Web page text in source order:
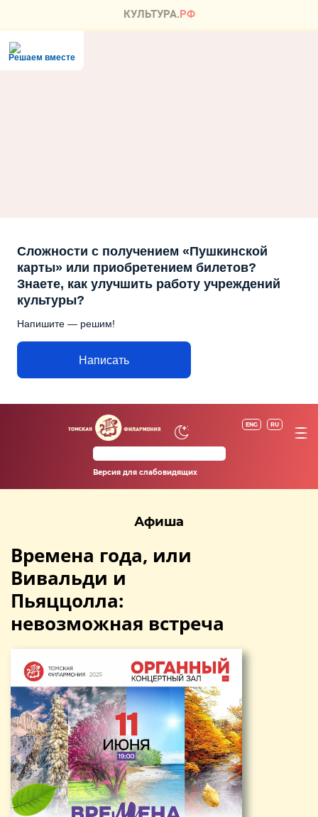
Решаем вместе
Сложности с получением «Пушкинской
карты» или приобретением билетов?
Знаете, как улучшить работу учреждений
культуры?
Напишите — решим!
Написать
ENG RU
Версия для слабовидящих
Афиша
Времена года, или
Вивальди и
Пьяццолла:
невозможная встреча